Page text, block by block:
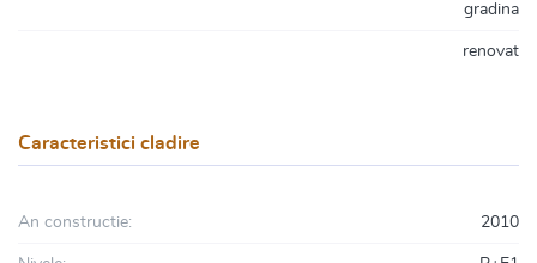
gradina
renovat
Caracteristici cladire
An constructie: 2010